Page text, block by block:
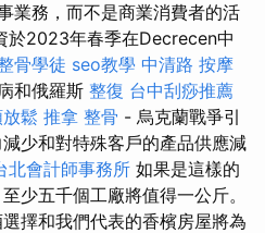
業務，而不是商業消費者的活
於2023年春季在Decrecen中
骨學徒 seo教學 中清路 按摩
和俄羅斯 整復 台中刮痧推薦
鬆 推拿 整骨 - 烏克蘭戰爭引
少和對特殊客戶的產品供應減
北會計師事務所 如果是這樣的
少五千個工廠將值得一公斤。
擇和我們代表的香檳房屋將為